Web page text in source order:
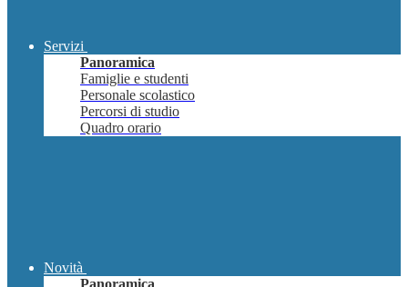
Servizi
Panoramica
Famiglie e studenti
Personale scolastico
Percorsi di studio
Quadro orario
Novità